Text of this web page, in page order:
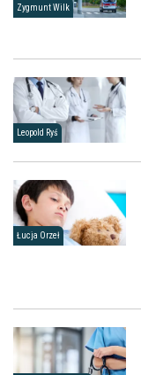
Zygmunt Wilk
Leopold Ryś
Łucja Orzeł